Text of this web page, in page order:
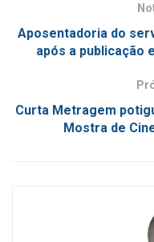
Aposentadoria do
após a publicação
Curta Metragem
Mostra de